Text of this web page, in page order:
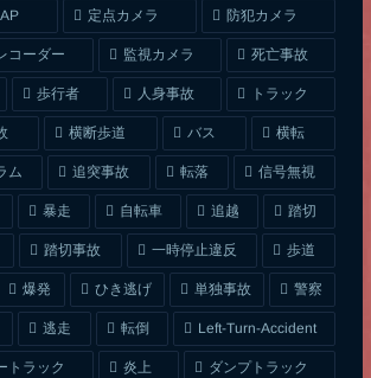
定点カメラ 防犯カメラ
コーダー 監視カメラ 死亡事故
歩行者 人身事故 トラック
横断歩道 バス 横転
ム 追突事故 転落 信号無視
暴走 自転車 追越 踏切
踏切事故 一時停止違反 歩道
爆発 ひき逃げ 単独事故 警察
逃走 転倒 Left-Turn-Accident
トラック 炎上 ダンプトラック